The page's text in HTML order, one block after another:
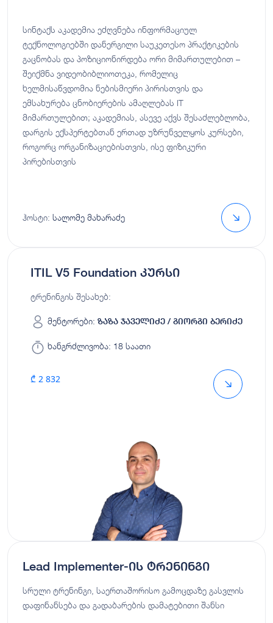
სინტაქს აკადემია ეძღვნება ინფორმაციულ
ტექნოლოგიებში დანერგილი საუკეთესო პრაქტიკების
გაცნობას და პოზიციონირდება ორი მიმართულებით –
შეიქმნა ვიდეობიბლიოთეკა, რომელიც
ხელმისაწვდომია ნებისმიერი პირისთვის და
ემსახურება ცნობიერების ამაღლებას IT
მიმართულებით; აკადემიას, ასევე აქვს შესაძლებლობა,
დარგის ექსპერტებთან ერთად უზრუნველყოს კურსები,
როგორც ორგანიზაციებისთვის, ისე ფიზიკური
პირებისთვის
ჰოსტი: სალომე მახარაძე
ITIL V5 Foundation კურსი
ტრენინგის შესახებ:
მენტორები: ზაზა ჯაველიძე / გიორგი ბერიძე
ხანგრძლივობა: 18 საათი
₾ 2 832
Lead Implementer-ის ტრენინგი
სრული ტრენინგი, საერთაშორისო გამოცდაზე გასვლის
დაფინანსება და გადაბარების დამატებითი შანსი